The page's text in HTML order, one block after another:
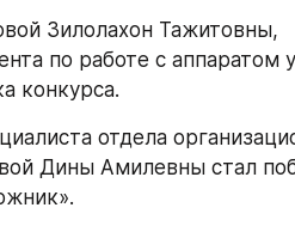
Зилолахон Тажитовны,
по работе с аппаратом
конкурса.
отдела
Дины Амилевны стал